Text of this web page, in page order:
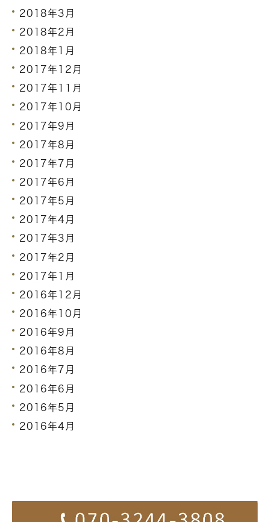
2018年3月
2018年2月
2018年1月
2017年12月
2017年11月
2017年10月
2017年9月
2017年8月
2017年7月
2017年6月
2017年5月
2017年4月
2017年3月
2017年2月
2017年1月
2016年12月
2016年10月
2016年9月
2016年8月
2016年7月
2016年6月
2016年5月
2016年4月